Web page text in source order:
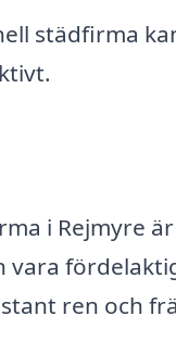
städfirma
i Rejmyre
vara
ren och